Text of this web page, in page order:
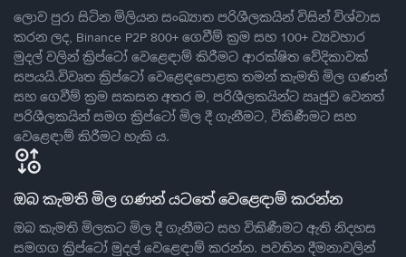
ලොව පුරා සිටින මිලියන සංඛ්‍යාත පරිශීලකයින් විසින් විශ්වාස
කරන ලද, Binance P2P 800+ ගෙවීම් ක්‍රම සහ 100+ ව්‍යවහාර
මුදල් වලින් ක්‍රිප්ටෝ වෙළෙඳාම් කිරීමට ආරක්ෂිත වේදිකාවක්
සපයයි.විවෘත ක්‍රිප්ටෝ වෙළෙඳපොළක තමන් කැමති මිල ගණන්
සහ ගෙවීම් ක්‍රම සකසන අතර ම, පරිශීලකයින්ට ඍජුව වෙනත්
පරිශීලකයින් සමග ක්‍රිප්ටෝ මිල දී ගැනීමට, විකිණීමට සහ
වෙළෙඳාම් කිරීමට හැකි ය.
ඔබ කැමති මිල ගණන් යටතේ වෙළෙඳාම් කරන්න
ඔබ කැමති මිලකට මිල දී ගැනීමට සහ විකිණීමට ඇති නිදහස
සමගග ක්‍රිප්ටෝ මුදල් වෙළෙඳාම් කරන්න. පවතින දීමනාවලින්